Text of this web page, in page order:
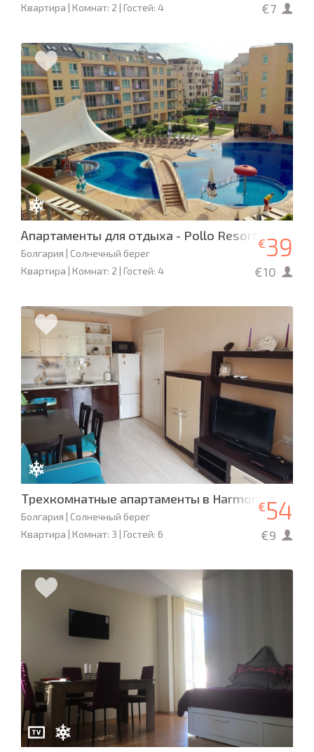
Квартира | Комнат: 2 | Гостей: 4
€7
Апартаменты для отдыха - Pollo Resort
Болгария | Солнечный берег
Квартира | Комнат: 2 | Гостей: 4
€39
€10
Трехкомнатные апартаменты в Harmony Suites 8
Болгария | Солнечный берег
Квартира | Комнат: 3 | Гостей: 6
€54
€9